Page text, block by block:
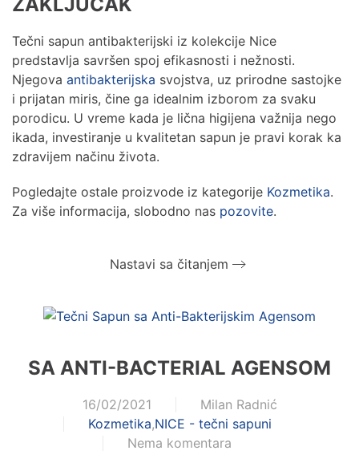
Tečni sapun antibakterijski iz kolekcije Nice
predstavlja savršen spoj efikasnosti i nežnosti.
Njegova antibakterijska svojstva, uz prirodne sastojke
i prijatan miris, čine ga idealnim izborom za svaku
porodicu. U vreme kada je lična higijena važnija nego
ikada, investiranje u kvalitetan sapun je pravi korak ka
zdravijem načinu života.
Pogledajte ostale proizvode iz kategorije Kozmetika.
Za više informacija, slobodno nas pozovite.
Nastavi sa čitanjem
SA ANTI-BACTERIAL AGENSOM
16/02/2021
Milan Radnić
Kozmetika,NICE - tečni sapuni
Nema komentara
na